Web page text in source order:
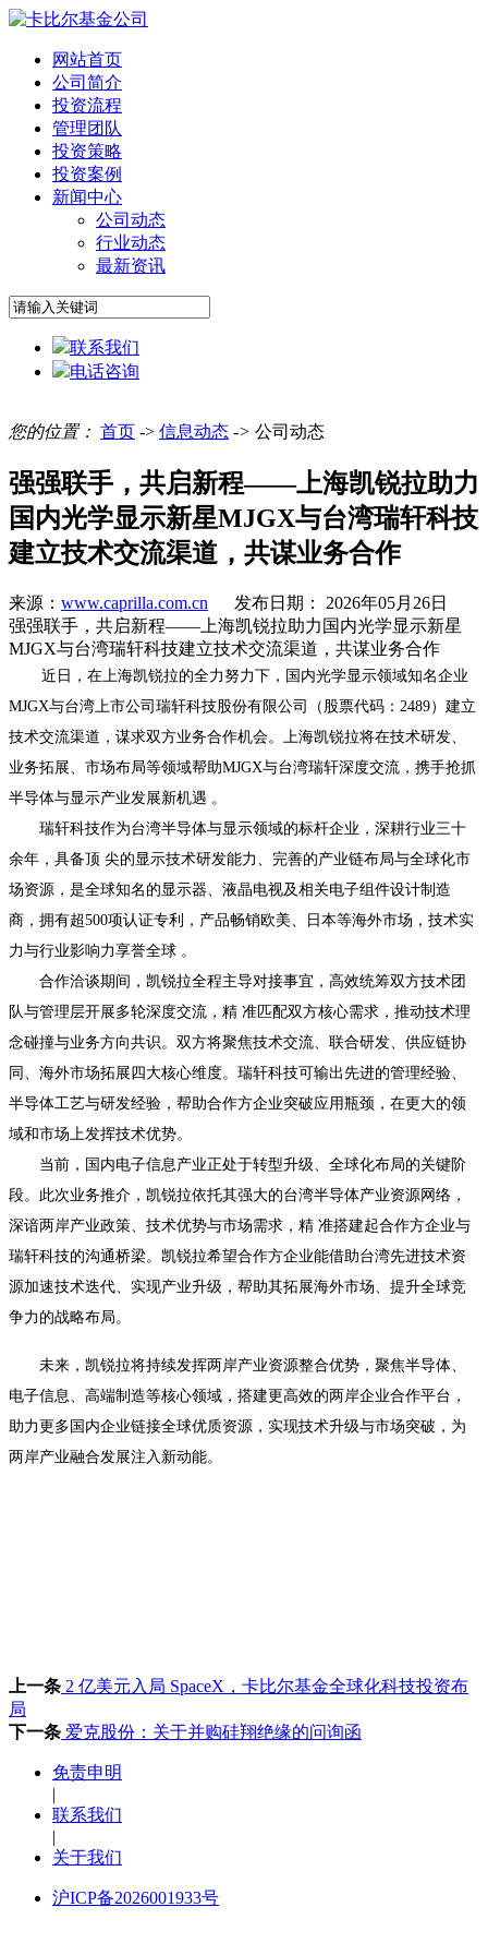
网站首页
公司简介
投资流程
管理团队
投资策略
投资案例
新闻中心
公司动态
行业动态
最新资讯
联系我们
电话咨询
您的位置： 首页 -> 信息动态 -> 公司动态
强强联手，共启新程——上海凯锐拉助力
国内光学显示新星MJGX与台湾瑞轩科技
建立技术交流渠道，共谋业务合作
来源： www.caprilla.com.cn 发布日期： 2026年05月26日
强强联手，共启新程——上海凯锐拉助力国内光学显示新星
MJGX与台湾瑞轩科技建立技术交流渠道，共谋业务合作
近日，在上海凯锐拉的全力努力下，国内光学显示领域知名企业
MJGX与台湾上市公司瑞轩科技股份有限公司（股票代码：2489）建立
技术交流渠道，谋求双方业务合作机会。上海凯锐拉将在技术研发、
业务拓展、市场布局等领域帮助MJGX与台湾瑞轩深度交流，携手抢抓
半导体与显示产业发展新机遇 。
瑞轩科技作为台湾半导体与显示领域的标杆企业，深耕行业三十
余年，具备顶 尖的显示技术研发能力、完善的产业链布局与全球化市
场资源，是全球知名的显示器、液晶电视及相关电子组件设计制造
商，拥有超500项认证专利，产品畅销欧美、日本等海外市场，技术实
力与行业影响力享誉全球 。
合作洽谈期间，凯锐拉全程主导对接事宜，高效统筹双方技术团
队与管理层开展多轮深度交流，精 准匹配双方核心需求，推动技术理
念碰撞与业务方向共识。双方将聚焦技术交流、联合研发、供应链协
同、海外市场拓展四大核心维度。瑞轩科技可输出先进的管理经验、
半导体工艺与研发经验，帮助合作方企业突破应用瓶颈，在更大的领
域和市场上发挥技术优势。
当前，国内电子信息产业正处于转型升级、全球化布局的关键阶
段。此次业务推介，凯锐拉依托其强大的台湾半导体产业资源网络，
深谙两岸产业政策、技术优势与市场需求，精 准搭建起合作方企业与
瑞轩科技的沟通桥梁。凯锐拉希望合作方企业能借助台湾先进技术资
源加速技术迭代、实现产业升级，帮助其拓展海外市场、提升全球竞
争力的战略布局。
未来，凯锐拉将持续发挥两岸产业资源整合优势，聚焦半导体、
电子信息、高端制造等核心领域，搭建更高效的两岸企业合作平台，
助力更多国内企业链接全球优质资源，实现技术升级与市场突破，为
两岸产业融合发展注入新动能。
上一条 2 亿美元入局 SpaceX，卡比尔基金全球化科技投资布
局
下一条 爱克股份：关于并购硅翔绝缘的问询函
免责申明
|
联系我们
|
关于我们
沪ICP备2026001933号